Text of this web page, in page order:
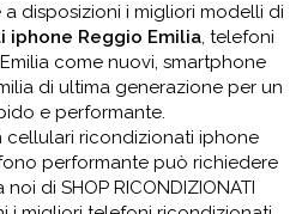
disposizioni i migliori modelli di
Reggio Emilia, telefoni
come nuovi, smartphone
di ultima generazione per un
e performante.
cellulari ricondizionati iphone
performante può richiedere
di SHOP RICONDIZIONATI